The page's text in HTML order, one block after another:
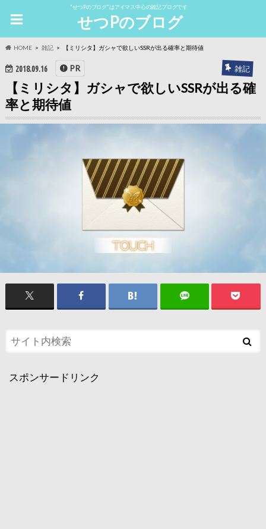
"せつPのブログ"はアイマス中心の雑記ブログです
せつPのブログ
HOME 雑記 【ミリシタ】ガシャで欲しいSSRが出る確率と期待値
2018.09.16 雑記
PR
【ミリシタ】ガシャで欲しいSSRが出る確
率と期待値
スポンサードリンク